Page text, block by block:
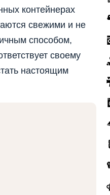
контейнерах
свежими и не
способом,
своему
настоящим